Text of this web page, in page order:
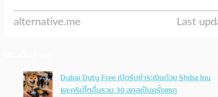
Dubai Duty Free เปิดรับชำระเงินด้วย Shiba Inu
และคริปโตอื่นรวม 30 สกุลเป็นครั้งแรก